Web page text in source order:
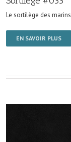
Le sortilège des marins
EN SAVOIR PLUS